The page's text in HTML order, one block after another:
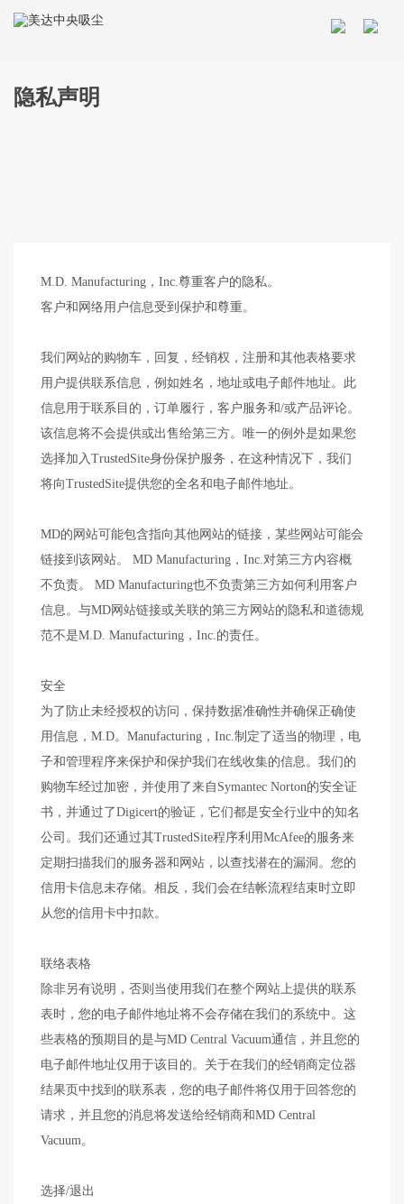
隐私声明
M.D. Manufacturing，Inc.尊重客户的隐私。
客户和网络用户信息受到保护和尊重。
我们网站的购物车，回复，经销权，注册和其他表格要求
用户提供联系信息，例如姓名，地址或电子邮件地址。此
信息用于联系目的，订单履行，客户服务和/或产品评论。
该信息将不会提供或出售给第三方。唯一的例外是如果您
选择加入TrustedSite身份保护服务，在这种情况下，我们
将向TrustedSite提供您的全名和电子邮件地址。
MD的网站可能包含指向其他网站的链接，某些网站可能会
链接到该网站。 MD Manufacturing，Inc.对第三方内容概
不负责。 MD Manufacturing也不负责第三方如何利用客户
信息。与MD网站链接或关联的第三方网站的隐私和道德规
范不是M.D. Manufacturing，Inc.的责任。
安全
为了防止未经授权的访问，保持数据准确性并确保正确使
用信息，M.D。Manufacturing，Inc.制定了适当的物理，电
子和管理程序来保护和保护我们在线收集的信息。我们的
购物车经过加密，并使用了来自Symantec Norton的安全证
书，并通过了Digicert的验证，它们都是安全行业中的知名
公司。我们还通过其TrustedSite程序利用McAfee的服务来
定期扫描我们的服务器和网站，以查找潜在的漏洞。您的
信用卡信息未存储。相反，我们会在结帐流程结束时立即
从您的信用卡中扣款。
联络表格
除非另有说明，否则当使用我们在整个网站上提供的联系
表时，您的电子邮件地址将不会存储在我们的系统中。这
些表格的预期目的是与MD Central Vacuum通信，并且您的
电子邮件地址仅用于该目的。关于在我们的经销商定位器
结果页中找到的联系表，您的电子邮件将仅用于回答您的
请求，并且您的消息将发送给经销商和MD Central
Vacuum。
选择/退出